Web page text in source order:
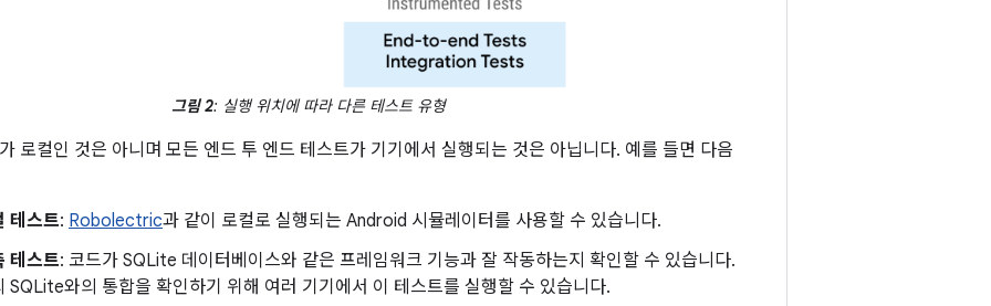
그림 2: 실행 위치에 따라 다른 테스트 유형
로컬인 것은 아니며 모든 엔드 투 엔드 테스트가 기기에서 실행되는 것은 아닙니다. 예를 들면 다음
테스트: Robolectric과 같이 로컬로 실행되는 Android 시뮬레이터를 사용할 수 있습니다.
테스트: 코드가 SQLite 데이터베이스와 같은 프레임워크 기능과 잘 작동하는지 확인할 수 있습니다.
SQLite와의 통합을 확인하기 위해 여러 기기에서 이 테스트를 실행할 수 있습니다.